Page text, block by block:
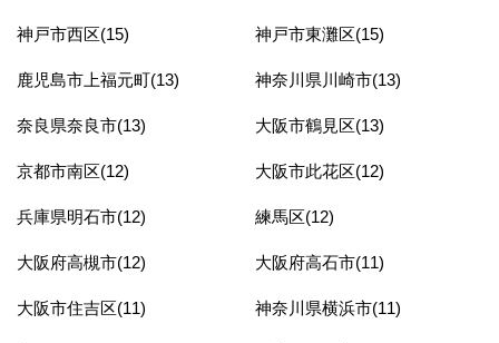
神戸市西区(15) 神戸市東灘区(15)
鹿児島市上福元町(13) 神奈川県川崎市(13)
奈良県奈良市(13) 大阪市鶴見区(13)
京都市南区(12) 大阪市此花区(12)
兵庫県明石市(12) 練馬区(12)
大阪府高槻市(12) 大阪府高石市(11)
大阪市住吉区(11) 神奈川県横浜市(11)